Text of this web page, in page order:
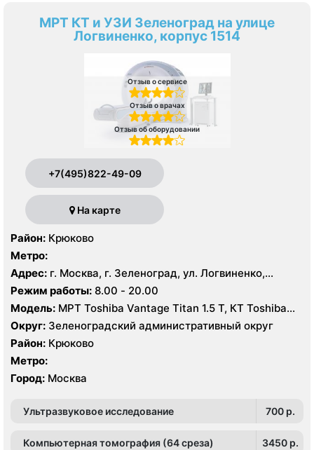
МРТ КТ и УЗИ Зеленоград на улице
Логвиненко, корпус 1514
Отзыв о сервисе
Отзыв о врачах
Отзыв об оборудовании
+7(495)822-49-09
На карте
Район: Крюково
Метро:
Адрес: г. Москва, г. Зеленоград, ул. Логвиненко,
корпус 1514
Режим работы: 8.00 - 20.00
Модель: МРТ Toshiba Vantage Titan 1.5 Т, КТ Toshiba
Aquilion Prime CXL 32 среза, УЗИ Toshiba Aplio 500
Округ: Зеленоградский административный округ
Район: Крюково
Метро:
Город: Москва
Ультразвуковое исследование 700 p.
Компьютерная томография (64 среза) 3450 p.